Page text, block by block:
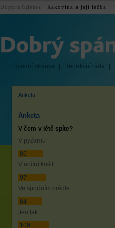
Úvodní stránka Redakční rada
Anketa
Anketa
V čem v létě spíte?
V pyžamu
86
V noční košili
97
Ve spodním prádle
84
Jen tak
109
Doporučujeme: Rakovina a její léčba